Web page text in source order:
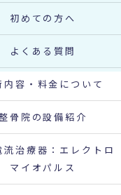
初めての方へ
よくある質問
内容・料金について
骨院の設備紹介
流治療器：エレクトロ
マイオパルス